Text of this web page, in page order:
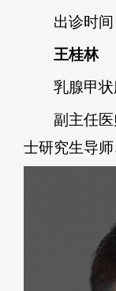
出诊时间
王桂林
乳腺甲状
副主任医
士研究生导